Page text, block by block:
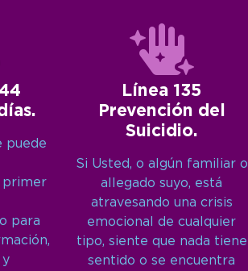
puede
primer
para
y
Línea 135
Prevención del
Suicidio.
Si Usted, o algún familiar o
allegado suyo, está
atravesando una crisis
emocional de cualquier
tipo, siente que nada tiene
sentido o se encuentra